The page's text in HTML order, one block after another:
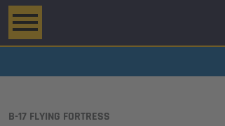
B-17 FLYING FORTRESS